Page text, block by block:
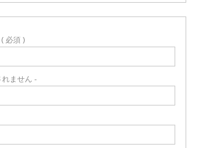
( 必須 )
ません -